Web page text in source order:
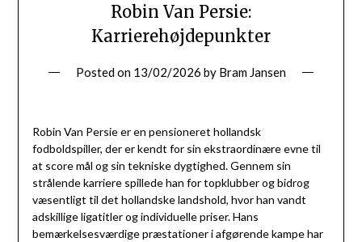
Robin Van Persie:
Karrierehøjdepunkter
Posted on 13/02/2026 by Bram Jansen
Robin Van Persie er en pensioneret hollandsk
fodboldspiller, der er kendt for sin ekstraordinære evne til
at score mål og sin tekniske dygtighed. Gennem sin
strålende karriere spillede han for topklubber og bidrog
væsentligt til det hollandske landshold, hvor han vandt
adskillige ligatitler og individuelle priser. Hans
bemærkelsesværdige præstationer i afgørende kampe har